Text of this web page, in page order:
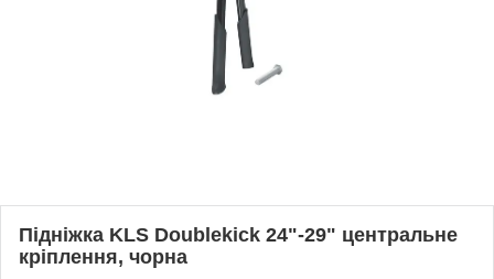
Підніжка KLS Doublekick 24"-29" центральне
кріплення, чорна